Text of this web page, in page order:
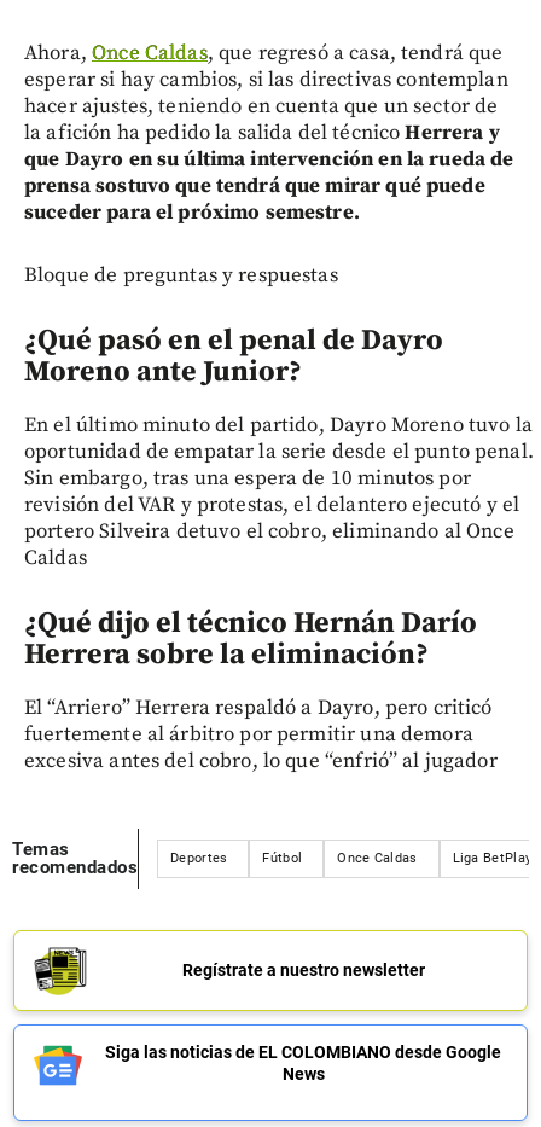
Ahora,Once Caldas, que regresó a casa, tendrá que
esperar si hay cambios, si las directivas contemplan
hacer ajustes, teniendo en cuenta que un sector de
la afición ha pedido la salida del técnicoHerrera y
que Dayro en su última intervención en la rueda de
prensa sostuvo que tendrá que mirar qué puede
suceder para el próximo semestre.
Bloque de preguntas y respuestas
¿Qué pasó en el penal de Dayro
Moreno ante Junior?
En el último minuto del partido, Dayro Moreno tuvo la
oportunidad de empatar la serie desde el punto penal.
Sin embargo, tras una espera de 10 minutos por
revisión del VAR y protestas, el delantero ejecutó y el
portero Silveira detuvo el cobro, eliminando al Once
Caldas
¿Qué dijo el técnico Hernán Darío
Herrera sobre la eliminación?
El “Arriero” Herrera respaldó a Dayro, pero criticó
fuertemente al árbitro por permitir una demora
excesiva antes del cobro, lo que “enfrió” al jugador
Temas
recomendados
Deportes Fútbol Once Caldas Liga BetPlay
Regístrate a nuestro newsletter
Siga las noticias de EL COLOMBIANO desde Google
News